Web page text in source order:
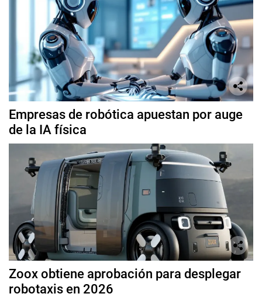
Empresas de robótica apuestan por auge
de la IA física
Zoox obtiene aprobación para desplegar
robotaxis en 2026